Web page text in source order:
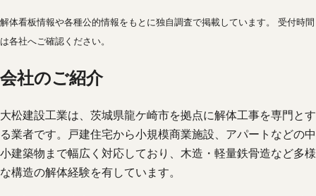
解体看板情報や各種公的情報をもとに独自調査で掲載しています。 受付時間
は各社へご確認ください。
会社のご紹介
大松建設工業は、茨城県龍ケ崎市を拠点に解体工事を専門とす
る業者です。戸建住宅から小規模商業施設、アパートなどの中
小建築物まで幅広く対応しており、木造・軽量鉄骨造など多様
な構造の解体経験を有しています。